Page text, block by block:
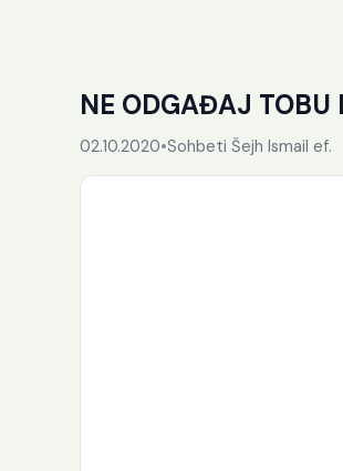
NE ODGAĐAJ TOBU
02.10.2020•Sohbeti Šejh Ismail ef.